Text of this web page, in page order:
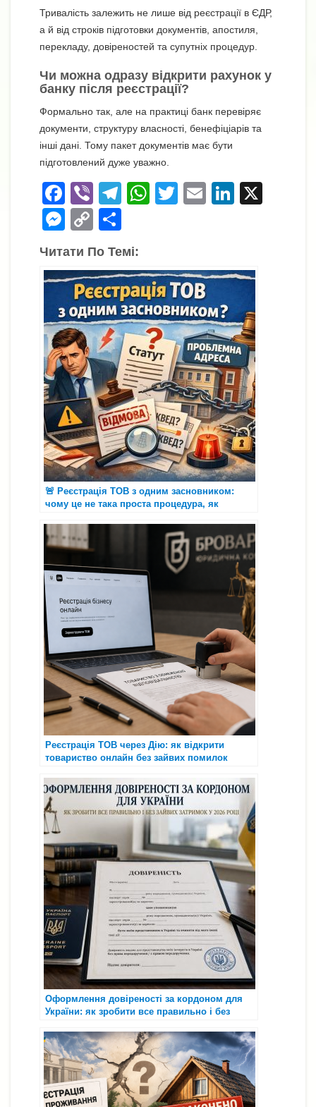
Тривалість залежить не лише від реєстрації в ЄДР,
а й від строків підготовки документів, апостиля,
перекладу, довіреностей та супутніх процедур.
Чи можна одразу відкрити рахунок у
банку після реєстрації?
Формально так, але на практиці банк перевіряє
документи, структуру власності, бенефіціарів та
інші дані. Тому пакет документів має бути
підготовлений дуже уважно.
F
a
c
e
b
o
o
k
Vi
b
er
T
gr
a
m
W
A
p
p
T
E
Li
dI
n
M
ss
e
n
g
er
C
o
p
y
Li
n
k
о
ді
л
и
т
и
с
я
Читати По Темі:
🚨 Реєстрація ТОВ з одним засновником:
чому це не така проста процедура, як
Реєстрація ТОВ через Дію: як відкрити
товариство онлайн без зайвих помилок
Оформлення довіреності за кордоном для
України: як зробити все правильно і без